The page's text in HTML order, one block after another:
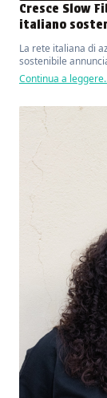
Cresce Slow
italiano
La rete italiana di
sostenibile
Continua a